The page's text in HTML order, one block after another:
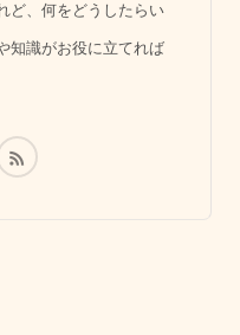
ど、何をどうしたらい
知識がお役に立てれば